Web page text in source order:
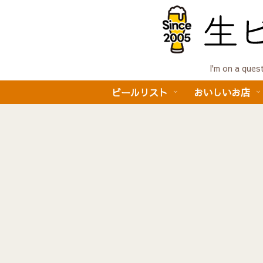
I'm on a
ビールリスト おいしいお店